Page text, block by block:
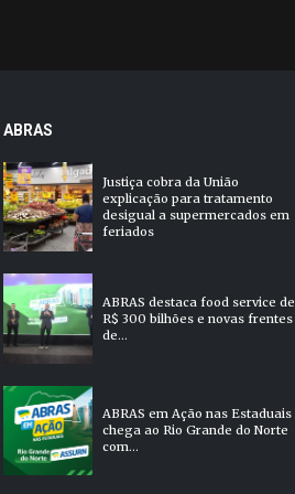
ABRAS
Justiça cobra da União
explicação para tratamento
desigual a supermercados em
feriados
ABRAS destaca food service de
R$ 300 bilhões e novas frentes
de...
ABRAS em Ação nas Estaduais
chega ao Rio Grande do Norte
com...